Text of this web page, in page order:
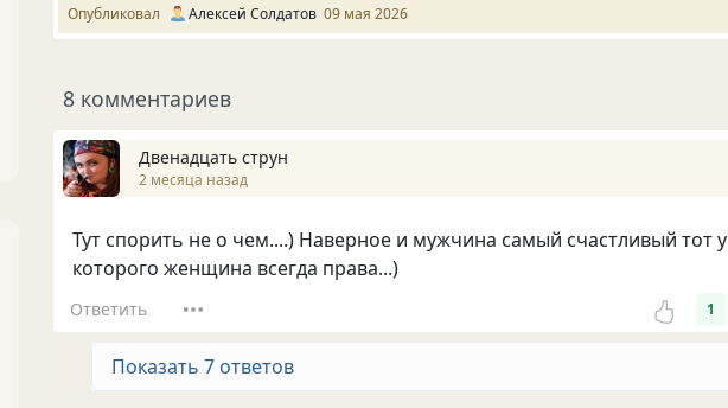
Опубликовал Алексей Солдатов 09 мая 2026
8 комментариев
Двенадцать струн
2 месяца назад
Тут спорить не о чем....) Наверное и мужчина самый счастливый тот у
которого женщина всегда права...)
Ответить 1
Показать 7 ответов